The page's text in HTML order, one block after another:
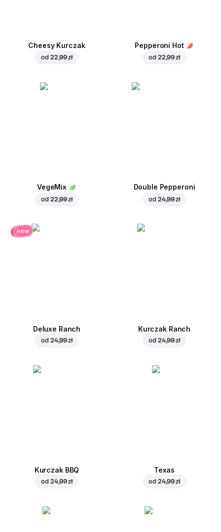
Cheesy Kurczak
od 22,99 zł
Pepperoni Hot
od 22,99 zł
VegeMix
od 22,99 zł
Double Pepperoni
od 24,99 zł
new
Deluxe Ranch
od 24,99 zł
Kurczak Ranch
od 24,99 zł
Kurczak BBQ
od 24,99 zł
Texas
od 24,99 zł